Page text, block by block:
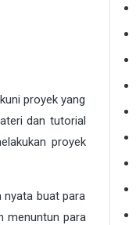
proyek yang
dan tutorial
proyek
nyata buat para
menuntun para